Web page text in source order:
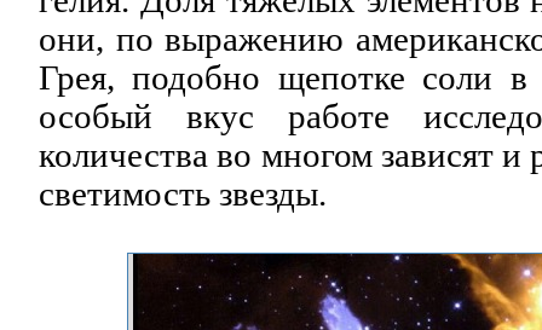
они, по выражению
Грея, подобно щепотке соли в
особый вкус работе
количества во многом зависят и
светимость звезды.